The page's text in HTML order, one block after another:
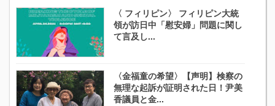
〈 フィリピン〉 フィリピン大統
領が訪日中「慰安婦」問題に関し
て言及し...
〈金福童の希望〉【声明】検察の
無理な起訴が証明された日！尹美
香議員と金...